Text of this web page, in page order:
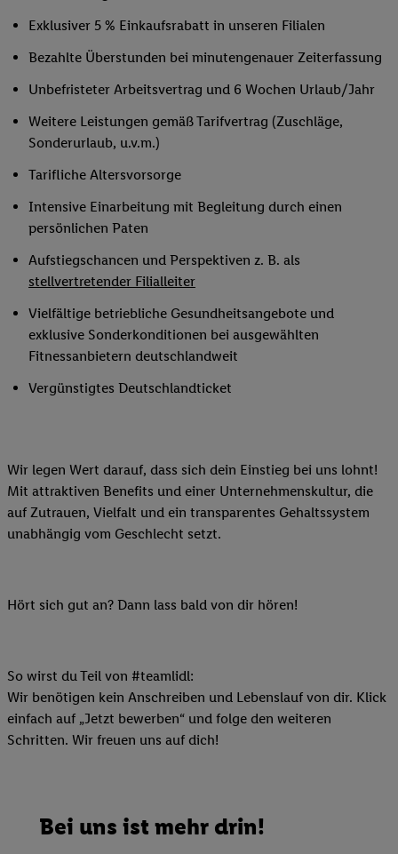
Exklusiver 5 % Einkaufsrabatt in unseren Filialen
Bezahlte Überstunden bei minutengenauer Zeiterfassung
Unbefristeter Arbeitsvertrag und 6 Wochen Urlaub/Jahr
Weitere Leistungen gemäß Tarifvertrag (Zuschläge,
Sonderurlaub, u.v.m.)
Tarifliche Altersvorsorge
Intensive Einarbeitung mit Begleitung durch einen
persönlichen Paten
Aufstiegschancen und Perspektiven z. B. als
stellvertretender Filialleiter
Vielfältige betriebliche Gesundheitsangebote und
exklusive Sonderkonditionen bei ausgewählten
Fitnessanbietern deutschlandweit
Vergünstigtes Deutschlandticket
Wir legen Wert darauf, dass sich dein Einstieg bei uns lohnt!
Mit attraktiven Benefits und einer Unternehmenskultur, die
auf Zutrauen, Vielfalt und ein transparentes Gehaltssystem
unabhängig vom Geschlecht setzt.
Hört sich gut an? Dann lass bald von dir hören!
So wirst du Teil von #teamlidl:
Wir benötigen kein Anschreiben und Lebenslauf von dir. Klick
einfach auf „Jetzt bewerben“ und folge den weiteren
Schritten. Wir freuen uns auf dich!
Bei uns ist mehr drin!